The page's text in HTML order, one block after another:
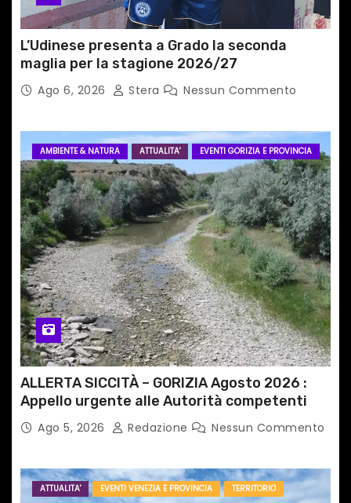
l
i
L’Udinese presenta a Grado la seconda
maglia per la stagione 2026/27
Ago 6, 2026 Stera Nessun Commento
AMBIENTE & NATURA ATTUALITA' EVENTI GORIZIA E PROVINCIA
ALLERTA SICCITÀ – GORIZIA Agosto 2026 :
Appello urgente alle Autorità competenti
Ago 5, 2026 Redazione Nessun Commento
ATTUALITA' EVENTI VENEZIA E PROVINCIA TERRITORIO